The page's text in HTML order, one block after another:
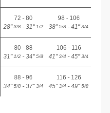
72 - 80
28"3/8 - 31"1/2
98 - 106
38"5/8 - 41"3/4
80 - 88
31"1/2 - 34"5/8
106 - 116
41"3/4 - 45"3/4
88 - 96
34"5/8 - 37"3/4
116 - 126
45"3/4 - 49"5/8